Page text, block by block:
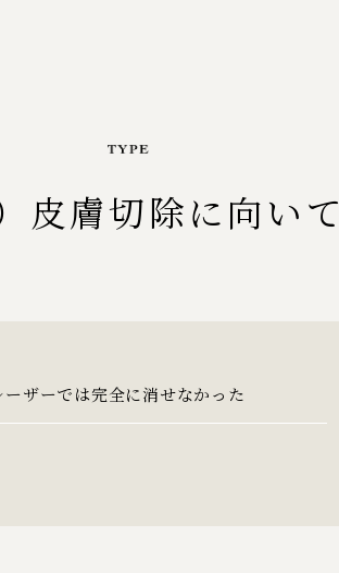
皮膚切除に向い
ーザーでは完全に消せなかった